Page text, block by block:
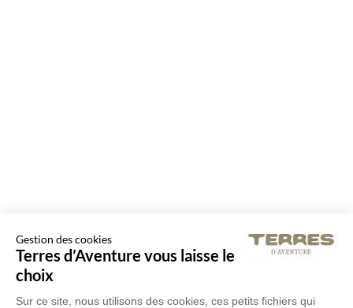
Gestion des cookies
Terres d’Aventure vous laisse le
choix
Sur ce site, nous utilisons des cookies, ces petits fichiers qui